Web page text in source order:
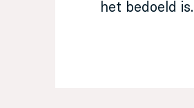
het bedoeld is.